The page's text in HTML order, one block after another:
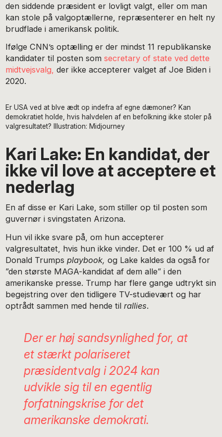
den siddende præsident er lovligt valgt, eller om man
kan stole på valgoptællerne, repræsenterer en helt ny
brudflade i amerikansk politik.
Ifølge CNN’s optælling er der mindst 11 republikanske
kandidater til posten som secretary of state ved dette
midtvejsvalg,der ikke accepterer valget af Joe Biden i
2020.
Er USA ved at blve ædt op indefra af egne dæmoner? Kan
demokratiet holde, hvis halvdelen af en befolkning ikke stoler på
valgresultatet? Illustration: Midjourney
Kari Lake: En kandidat, der
ikke vil love at acceptere et
nederlag
En af disse er Kari Lake, som stiller op til posten som
guvernør i svingstaten Arizona.
Hun vil ikke svare på, om hun accepterer
valgresultatet, hvis hun ikke vinder. Det er 100 % ud af
Donald Trumpsplaybook,og Lake kaldes da også for
”den største MAGA-kandidat af dem alle” i den
amerikanske presse. Trump har flere gange udtrykt sin
begejstring over den tidligere TV-studievært og har
optrådt sammen med hende tilrallies.
Der er høj sandsynlighed for, at
et stærkt polariseret
præsidentvalg i 2024 kan
udvikle sig til en egentlig
forfatningskrise for det
amerikanske demokrati.